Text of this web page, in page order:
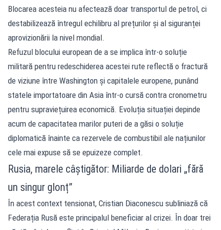
Blocarea acesteia nu afectează doar transportul de petrol, ci
destabilizează întregul echilibru al prețurilor și al siguranței
aprovizionării la nivel mondial.
Refuzul blocului european de a se implica într-o soluție
militară pentru redeschiderea acestei rute reflectă o fractură
de viziune între Washington și capitalele europene, punând
statele importatoare din Asia într-o cursă contra cronometru
pentru supraviețuirea economică. Evoluția situației depinde
acum de capacitatea marilor puteri de a găsi o soluție
diplomatică înainte ca rezervele de combustibil ale națiunilor
cele mai expuse să se epuizeze complet.
Rusia, marele câștigător: Miliarde de dolari „fără
un singur glonț”
În acest context tensionat, Cristian Diaconescu subliniază că
Federația Rusă este principalul beneficiar al crizei. În doar trei